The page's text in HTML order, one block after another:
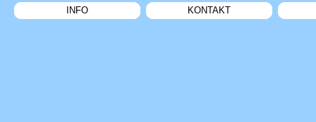
INFO KONTAKT